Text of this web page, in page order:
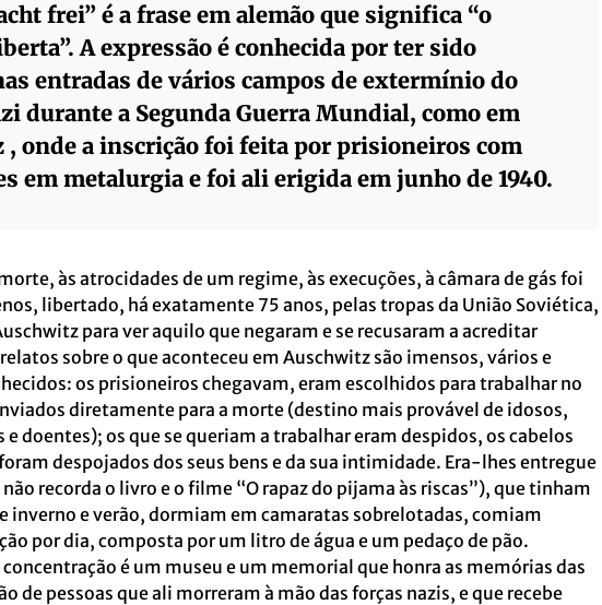
frei” é a frase em alemão que significa “o
A expressão é conhecida por ter sido
entradas de vários campos de extermínio do
durante a Segunda Guerra Mundial, como em
, onde a inscrição foi feita por prisioneiros com
em metalurgia e foi ali erigida em junho de 1940.
às atrocidades de um regime, às execuções, à câmara de gás foi
libertado, há exatamente 75 anos, pelas tropas da União Soviética,
para ver aquilo que negaram e se recusaram a acreditar
sobre o que aconteceu em Auschwitz são imensos, vários e
os prisioneiros chegavam, eram escolhidos para trabalhar no
diretamente para a morte (destino mais provável de idosos,
e doentes); os que se queriam a trabalhar eram despidos, os cabelos
despojados dos seus bens e da sua intimidade. Era-lhes entregue
recorda o livro e o filme “O rapaz do pijama às riscas”), que tinham
inverno e verão, dormiam em camaratas sobrelotadas, comiam
por dia, composta por um litro de água e um pedaço de pão.
é um museu e um memorial que honra as memórias das
de pessoas que ali morreram à mão das forças nazis, e que recebe